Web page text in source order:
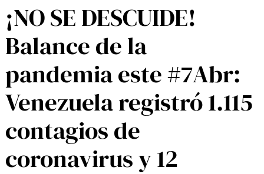
¡NO SE DESCUIDE!
Balance de la
pandemia este #7Abr:
Venezuela registró 1.115
contagios de
coronavirus y 12